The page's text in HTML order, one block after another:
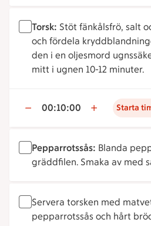
Torsk: Stöt fänkålsfrö, salt
och fördela
den i en oljesmord
mitt i ugnen 10-12 minuter.
00:10:00 Starta
Pepparrotssås: Blanda
gräddfilen. Smaka av med
Servera torsken med
pepparrotssås och hårt